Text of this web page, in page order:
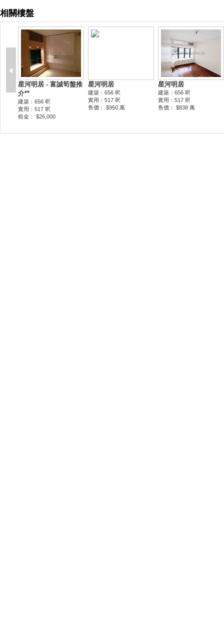
相關樓盤
星河明居 - 富誠筍盤推
介**
建築：656 呎
實用：517 呎
租金： $26,000
星河明居
建築：656 呎
實用：517 呎
售價： $950 萬
星河明居
建築：656 呎
實用：517 呎
售價： $838 萬